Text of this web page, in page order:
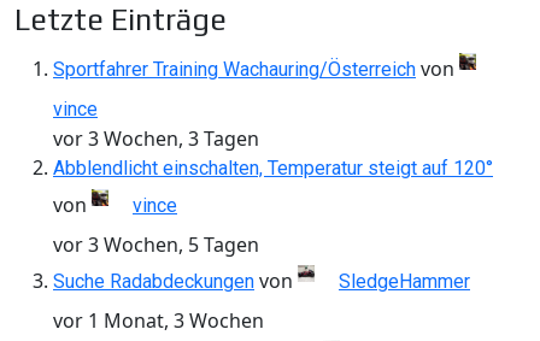
Letzte Einträge
Sportfahrer Training Wachauring/Österreich von
vince
vor 3 Wochen, 3 Tagen
Abblendlicht einschalten, Temperatur steigt auf 120°
von vince
vor 3 Wochen, 5 Tagen
Suche Radabdeckungen von SledgeHammer
vor 1 Monat, 3 Wochen